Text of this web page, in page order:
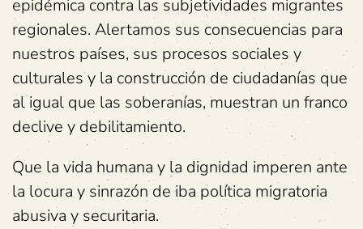
epidémica contra las subjetividades migrantes
regionales. Alertamos sus consecuencias para
nuestros países, sus procesos sociales y
culturales y la construcción de ciudadanías que
al igual que las soberanías, muestran un franco
declive y debilitamiento.
Que la vida humana y la dignidad imperen ante
la locura y sinrazón de iba política migratoria
abusiva y securitaria.